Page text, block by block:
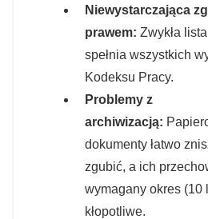
Niewystarczająca
prawem: Zwykła
spełnia wszystkich
Kodeksu Pracy.
Problemy z
archiwizacją:
dokumenty łatwo
zgubić, a ich
wymagany okres (10
kłopotliwe.